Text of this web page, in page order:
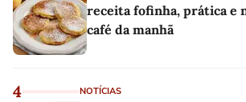
receita fofinha, prática e
café da manhã
4 NOTÍCIAS